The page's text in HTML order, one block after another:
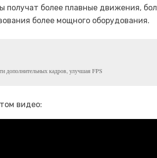
получат более плавные движения,
более мощного оборудования.
дополнительных кадров, улучшая FPS
видео: